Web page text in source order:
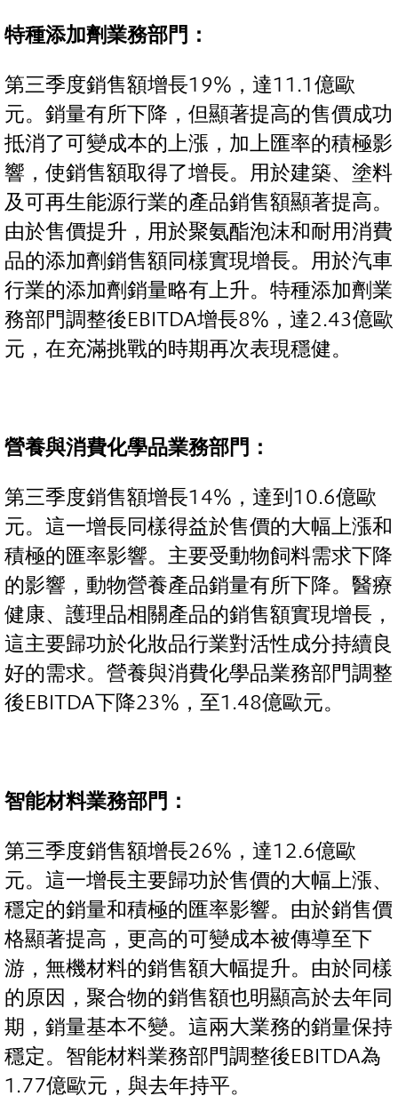
特種添加劑業務部門：
第三季度銷售額增長19%，達11.1億歐
元。銷量有所下降，但顯著提高的售價成功
抵消了可變成本的上漲，加上匯率的積極影
響，使銷售額取得了增長。用於建築、塗料
及可再生能源行業的產品銷售額顯著提高。
由於售價提升，用於聚氨酯泡沫和耐用消費
品的添加劑銷售額同樣實現增長。用於汽車
行業的添加劑銷量略有上升。特種添加劑業
務部門調整後EBITDA增長8%，達2.43億歐
元，在充滿挑戰的時期再次表現穩健。
營養與消費化學品業務部門：
第三季度銷售額增長14%，達到10.6億歐
元。這一增長同樣得益於售價的大幅上漲和
積極的匯率影響。主要受動物飼料需求下降
的影響，動物營養產品銷量有所下降。醫療
健康、護理品相關產品的銷售額實現增長，
這主要歸功於化妝品行業對活性成分持續良
好的需求。營養與消費化學品業務部門調整
後EBITDA下降23%，至1.48億歐元。
智能材料業務部門：
第三季度銷售額增長26%，達12.6億歐
元。這一增長主要歸功於售價的大幅上漲、
穩定的銷量和積極的匯率影響。由於銷售價
格顯著提高，更高的可變成本被傳導至下
游，無機材料的銷售額大幅提升。由於同樣
的原因，聚合物的銷售額也明顯高於去年同
期，銷量基本不變。這兩大業務的銷量保持
穩定。智能材料業務部門調整後EBITDA為
1.77億歐元，與去年持平。